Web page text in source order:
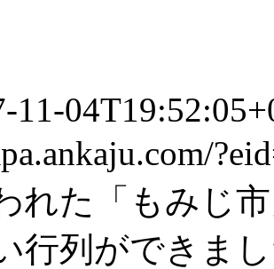
11-
れた「もみじ
行列ができま